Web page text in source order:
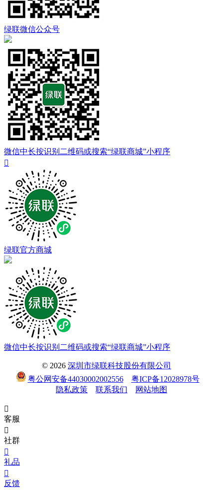
绿联微信公众号
微信中长按识别二维码或搜索“绿联商城”小程序

绿联官方商城
微信中长按识别二维码或搜索“绿联商城”小程序
© 2026 深圳市绿联科技股份有限公司
粤公网安备44030002002556
粤ICP备12028978号
隐私政策
联系我们 网站地图

客服

社群

礼品

反馈